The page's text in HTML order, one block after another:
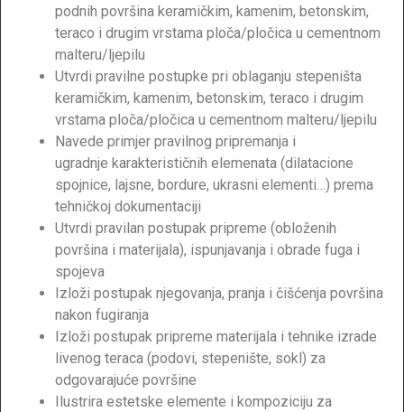
podnih površina keramičkim, kamenim, betonskim,
teraco i drugim vrstama ploča/pločica u cementnom
malteru/ljepilu
Utvrdi pravilne postupke pri oblaganju stepeništa
keramičkim, kamenim, betonskim, teraco i drugim
vrstama ploča/pločica u cementnom malteru/ljepilu
Navede primjer pravilnog pripremanja i
ugradnje karakterističnih elemenata (dilatacione
spojnice, lajsne, bordure, ukrasni elementi…) prema
tehničkoj dokumentaciji
Utvrdi pravilan postupak pripreme (obloženih
površina i materijala), ispunjavanja i obrade fuga i
spojeva
Izloži postupak njegovanja, pranja i čišćenja površina
nakon fugiranja
Izloži postupak pripreme materijala i tehnike izrade
livenog teraca (podovi, stepenište, sokl) za
odgovarajuće površine
Ilustrira estetske elemente i kompoziciju za